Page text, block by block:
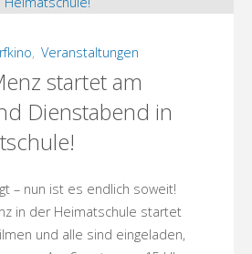
, Veranstaltungen
startet am
Dienstabend in
– nun ist es endlich soweit!
in der Heimatschule startet
und alle sind eingeladen,